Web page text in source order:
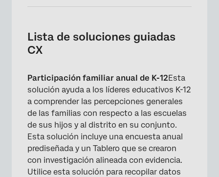
Lista de soluciones guiadas
CX
Participación familiar anual de K-12Esta
solución ayuda a los líderes educativos K-12
a comprender las percepciones generales
de las familias con respecto a las escuelas
de sus hijos y al distrito en su conjunto.
Esta solución incluye una encuesta anual
prediseñada y un Tablero que se crearon
con investigación alineada con evidencia.
Utilice esta solución para recopilar datos